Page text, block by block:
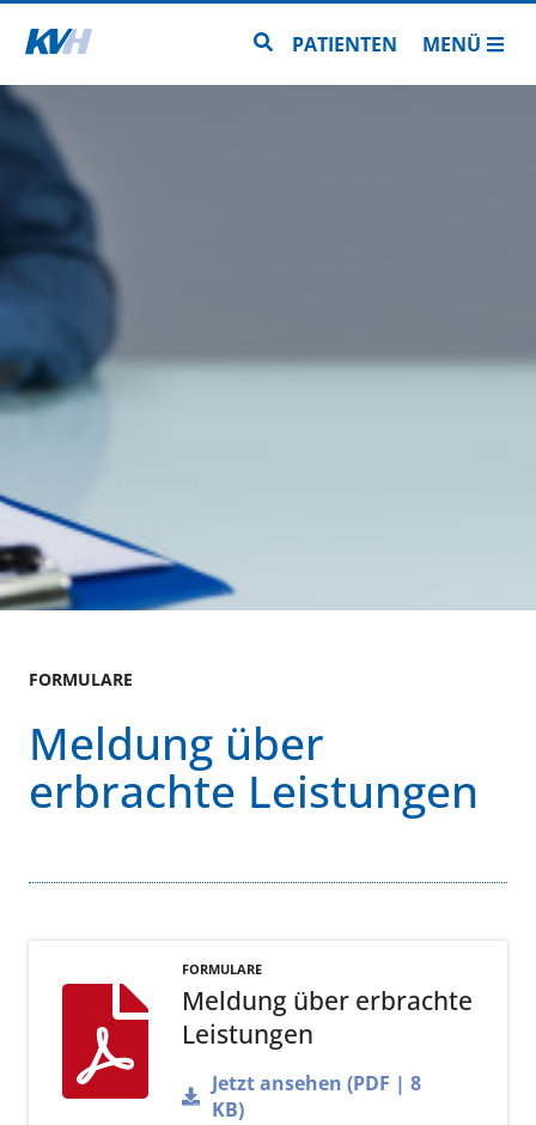
Zur Startseite Zur Seitensuche
PATIENTEN MENÜ
FORMULARE
Meldung über
erbrachte Leistungen
FORMULARE
Meldung über erbrachte
Leistungen
Jetzt ansehen (PDF | 8
KB)